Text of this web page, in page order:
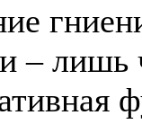
– лишь